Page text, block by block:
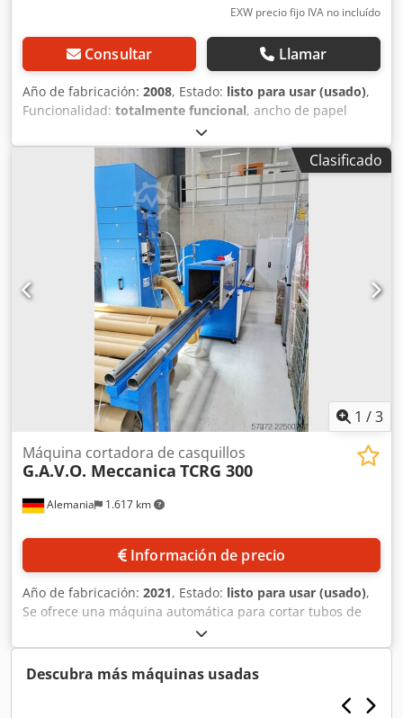
EXW precio fijo IVA no incluído
Consultar Llamar
Año de fabricación: 2008, Estado: listo para usar (usado),
Funcionalidad: totalmente funcional, ancho de papel
, Diámetro de desbobinado: 1.000 mm
Diámetro de rebobinado: 800 mm Velocidad máxima: 400
m/min Ejes de fricción para 3 y 6 pulgadas Elevador
hidráulico en la estación de desbobinado Mesa de
empalme Crsdpfxeywl D Nj Aaxef Control de guiado de
banda Soportes de cuchillas Tidland, 20 unidades Sistema
de ajuste semiautomático de cuchillas Tidland Gestión de
recetas Posicionamiento láser También desarmamos y
cargamos la máquina en camión o contenedor marítimo
por nuestra cuenta.
Clasificado
1 /3
Alemania 1.617 km
Máquina cortadora de casquillos
G.A.V.O. Meccanica TCRG 300
Información de precio
Año de fabricación: 2021, Estado: listo para usar (usado),
Se ofrece una máquina automática para cortar tubos de
G.A.V.O. Meccanica, que incluye un sistema de filtrado
Debus. 1) Máquina para cortar tubos G.A.V.O. Meccanica,
modelo: TCRG 300, año de fabricación: 2021, rango de
diámetro exterior de trabajo: 80 mm-230 mm, diámetro
exterior máximo opcional: 330 mm, longitud máxima de
Descubra más máquinas usadas